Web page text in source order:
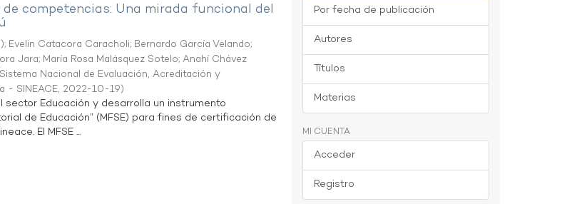
competencias: Una mirada funcional del
; Evelin Catacora Caracholi; Bernardo García Velando;
Jara; María Rosa Malásquez Sotelo;Anahí Chávez
Sistema Nacional de Evaluación, Acreditación y
- SINEACE, 2022-10-19)
Educación y desarrolla un instrumento
de Educación” (MFSE) para fines de certificación de
El MFSE ...
Por fecha de publicación
Autores
Títulos
Materias
MI CUENTA
Acceder
Registro